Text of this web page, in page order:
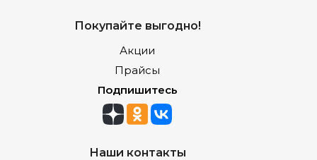
Покупайте выгодно!
Акции
Прайсы
Подпишитесь
Наши контакты